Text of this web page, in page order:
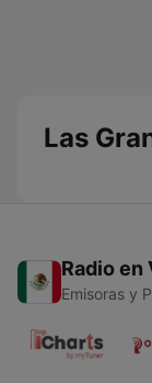
Las
Radio en
Emisoras y